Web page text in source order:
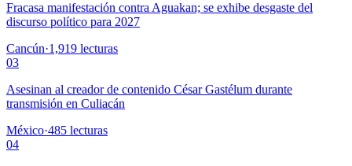
Fracasa manifestación contra Aguakan; se exhibe desgaste del
discurso político para 2027
Cancún·1,919 lecturas
03
Asesinan al creador de contenido César Gastélum durante
transmisión en Culiacán
México·485 lecturas
04